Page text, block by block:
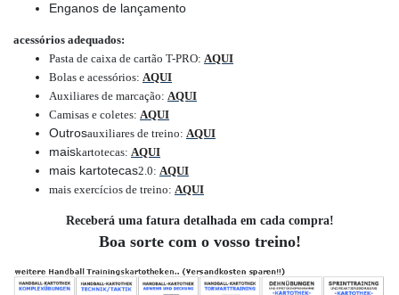
Enganos de lançamento
acessórios adequados:
Pasta de caixa de cartão T-PRO: AQUI
Bolas e acessórios: AQUI
Auxiliares de marcação: AQUI
Camisas e coletes: AQUI
Outrosauxiliares de treino: AQUI
maiskartotecas: AQUI
mais kartotecas2.0: AQUI
mais exercícios de treino: AQUI
Receberá uma fatura detalhada em cada compra!
Boa sorte com o vosso treino!